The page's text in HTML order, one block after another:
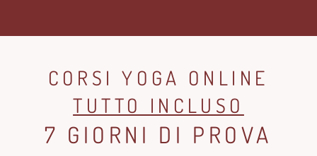
CORSI YOGA ONLINE
TUTTO INCLUSO
7 GIORNI DI PROVA